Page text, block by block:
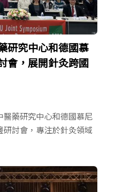
研究中心和德國慕
會，展開針灸跨國
藥研究中心和德國慕尼
討會，專注於針灸領域